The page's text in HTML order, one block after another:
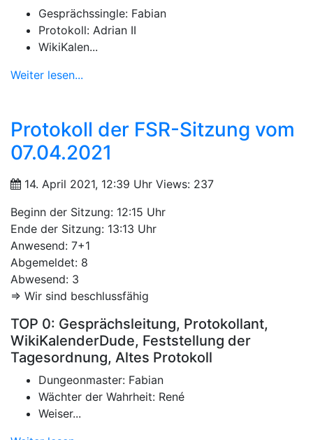
Gesprächssingle: Fabian
Protokoll: Adrian II
WikiKalen...
Weiter lesen...
Protokoll der FSR-Sitzung vom
07.04.2021
14. April 2021, 12:39 Uhr Views: 237
Beginn der Sitzung: 12:15 Uhr
Ende der Sitzung: 13:13 Uhr
Anwesend: 7+1
Abgemeldet: 8
Abwesend: 3
=> Wir sind beschlussfähig
TOP 0: Gesprächsleitung, Protokollant,
WikiKalenderDude, Feststellung der
Tagesordnung, Altes Protokoll
Dungeonmaster: Fabian
Wächter der Wahrheit: René
Weiser...